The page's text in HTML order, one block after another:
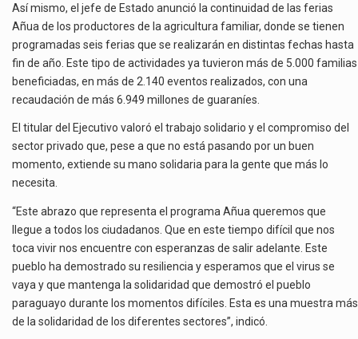
Así mismo, el jefe de Estado anunció la continuidad de las ferias
Añua de los productores de la agricultura familiar, donde se tienen
programadas seis ferias que se realizarán en distintas fechas hasta
fin de año. Este tipo de actividades ya tuvieron más de 5.000 familias
beneficiadas, en más de 2.140 eventos realizados, con una
recaudación de más 6.949 millones de guaraníes.
El titular del Ejecutivo valoró el trabajo solidario y el compromiso del
sector privado que, pese a que no está pasando por un buen
momento, extiende su mano solidaria para la gente que más lo
necesita.
“Este abrazo que representa el programa Añua queremos que
llegue a todos los ciudadanos. Que en este tiempo difícil que nos
toca vivir nos encuentre con esperanzas de salir adelante. Este
pueblo ha demostrado su resiliencia y esperamos que el virus se
vaya y que mantenga la solidaridad que demostró el pueblo
paraguayo durante los momentos difíciles. Esta es una muestra más
de la solidaridad de los diferentes sectores”, indicó.